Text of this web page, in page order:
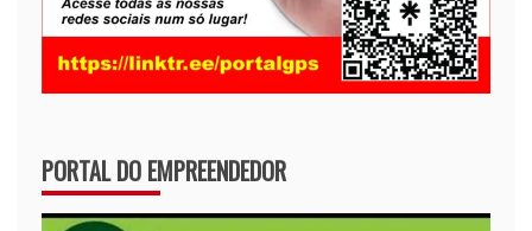
PORTAL DO EMPREENDEDOR